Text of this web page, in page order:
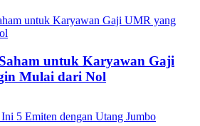
untuk Karyawan Gaji
Mulai dari Nol